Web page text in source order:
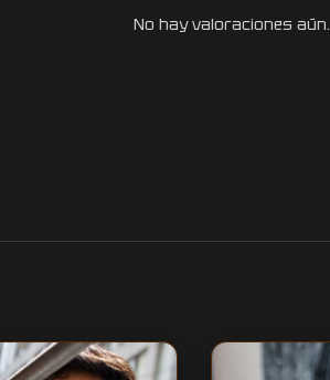
No hay valoraciones aún.